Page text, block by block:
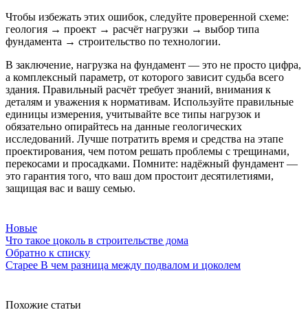
Чтобы избежать этих ошибок, следуйте проверенной схеме:
геология → проект → расчёт нагрузки → выбор типа
фундамента → строительство по технологии.
В заключение, нагрузка на фундамент — это не просто цифра,
а комплексный параметр, от которого зависит судьба всего
здания. Правильный расчёт требует знаний, внимания к
деталям и уважения к нормативам. Используйте правильные
единицы измерения, учитывайте все типы нагрузок и
обязательно опирайтесь на данные геологических
исследований. Лучше потратить время и средства на этапе
проектирования, чем потом решать проблемы с трещинами,
перекосами и просадками. Помните: надёжный фундамент —
это гарантия того, что ваш дом простоит десятилетиями,
защищая вас и вашу семью.
Новые
Что такое цоколь в строительстве дома
Обратно к списку
Старее В чем разница между подвалом и цоколем
Похожие статьи